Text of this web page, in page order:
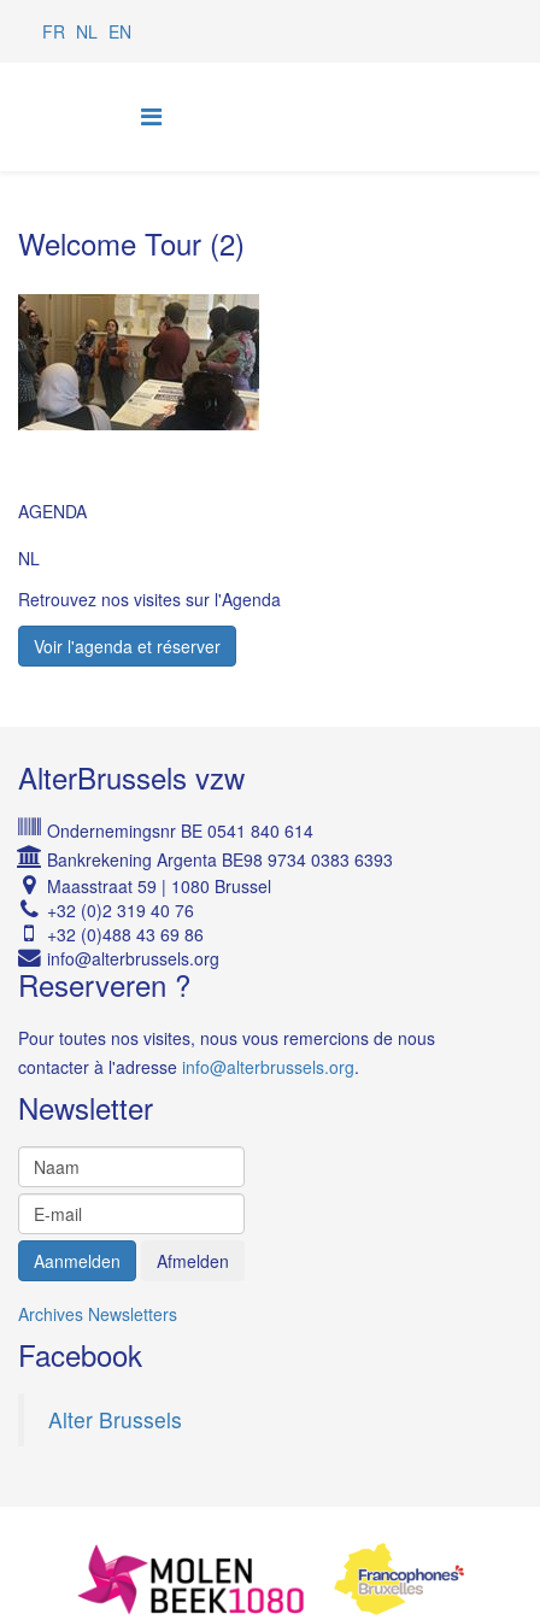
FR NL EN
Welcome Tour (2)
AGENDA
NL
Retrouvez nos visites sur l'Agenda
Voir l'agenda et réserver
AlterBrussels vzw
Ondernemingsnr BE 0541 840 614
Bankrekening Argenta BE98 9734 0383 6393
Maasstraat 59 | 1080 Brussel
+32 (0)2 319 40 76
+32 (0)488 43 69 86
Reserveren ?
Pour toutes nos visites, nous vous remercions de nous
contacter à l'adresse i .
Newsletter
Archives Newsletters
Facebook
Alter Brussels